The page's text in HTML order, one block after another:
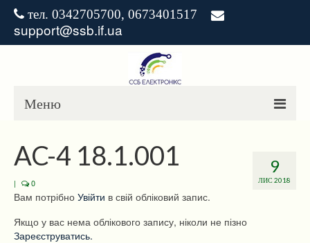
тел. 0342705700, 0673401517
support@ssb.if.ua
Меню
НОВИНИ
ЗАВАНТАЖЕННЯ
РІШЕННЯ
9
ЛИС 2018
AC-4 18.1.001
| 0
Вам потрібно Увійти в свій обліковий запис.
Якщо у вас нема облікового запису, ніколи не пізно
Зареєструватись.